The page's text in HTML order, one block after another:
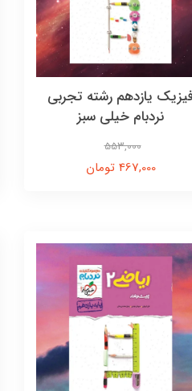
یازدهم رشته تجربی
نردبام خیلی سبز
553,000
467,000 تومان